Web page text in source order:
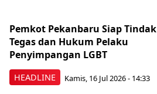
HEADLINE
Pemkot Pekanbaru Siap Tindak
Tegas dan Hukum Pelaku
Penyimpangan LGBT
Kamis, 16 Jul 2026 - 14:33